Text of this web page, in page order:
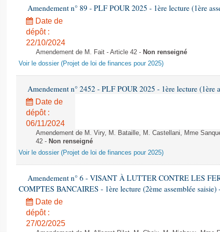
Amendement n° 89 - PLF POUR 2025 - 1ère lecture (1ère
Date de
dépôt :
22/10/2024
Amendement de M. Fait - Article 42 - Non renseigné
Voir le dossier (Projet de loi de finances pour 2025)
Amendement n° 2452 - PLF POUR 2025 - 1ère lecture (1ère
Date de
dépôt :
06/11/2024
Amendement de M. Viry, M. Bataille, M. Castellani, Mme
42 - Non renseigné
Voir le dossier (Projet de loi de finances pour 2025)
Amendement n° 6 - VISANT À LUTTER CONTRE LES
COMPTES BANCAIRES - 1ère lecture (2ème assemblée saisie)
Date de
dépôt :
27/02/2025